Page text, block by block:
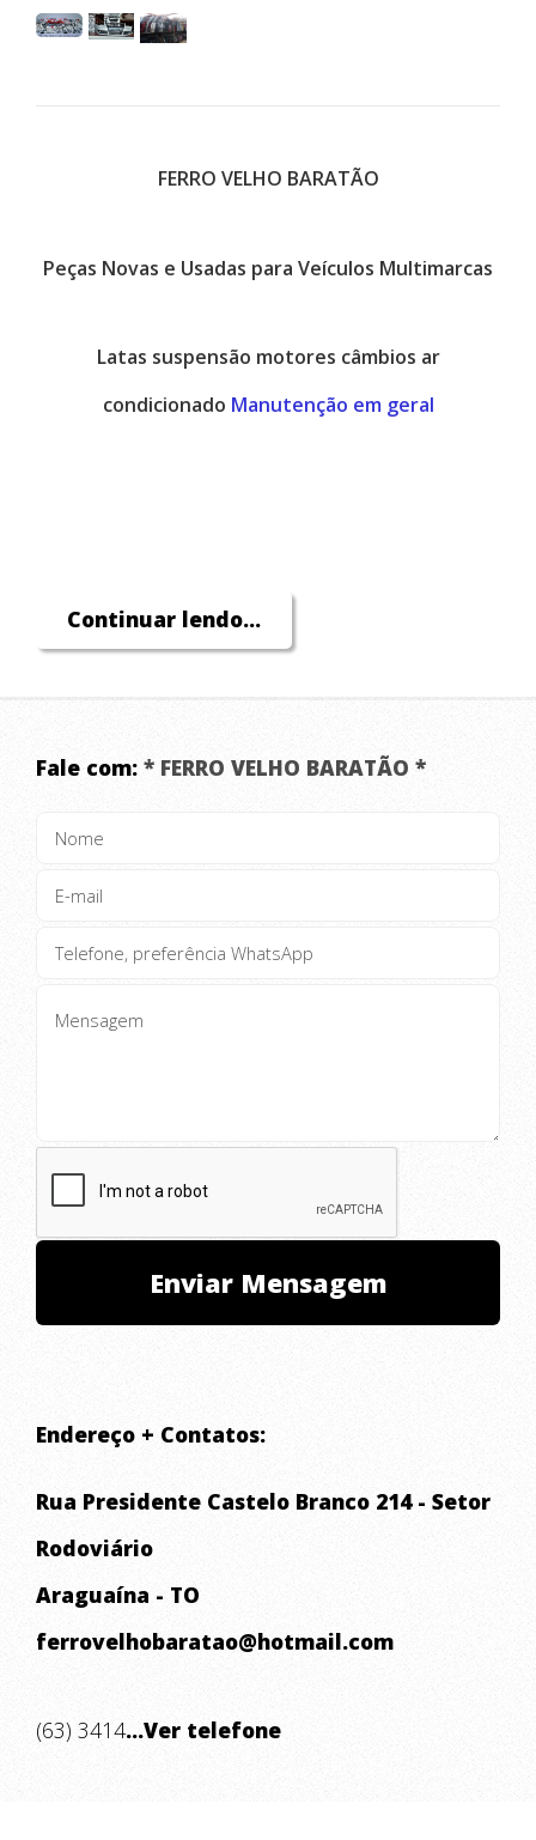
FERRO VELHO BARATÃO
Peças Novas e Usadas para Veículos Multimarcas
Latas suspensão motores câmbios ar
condicionado Manutenção em geral
Continuar lendo...
Fale com: * FERRO VELHO BARATÃO *
Endereço + Contatos:
Rua Presidente Castelo Branco 214 - Setor
Rodoviário
Araguaína - TO
ferrovelhobaratao@hotmail.com
(63) 3414...Ver telefone